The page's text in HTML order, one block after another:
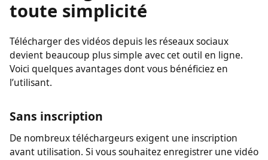
Télécharger des vidéos en
toute simplicité
Télécharger des vidéos depuis les réseaux sociaux
devient beaucoup plus simple avec cet outil en ligne.
Voici quelques avantages dont vous bénéficiez en
l’utilisant.